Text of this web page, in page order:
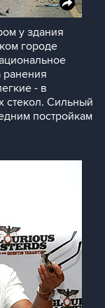
у здания
городе
ранения
- в
стекол. Сильный
постройкам